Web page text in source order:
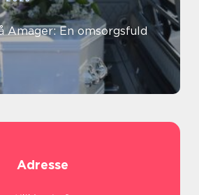
Amager: En omsorgsfuld
Adresse